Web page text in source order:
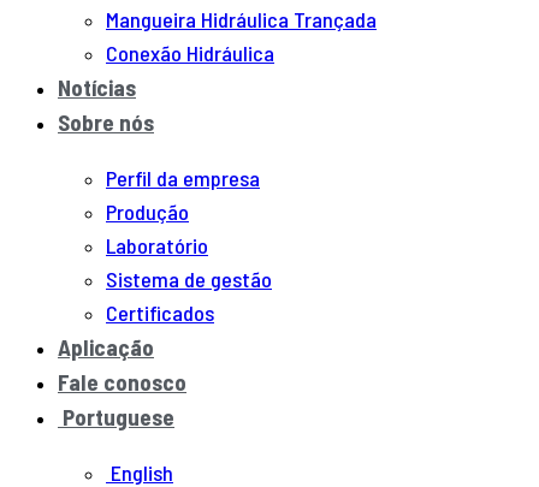
Mangueira Hidráulica Trançada
Conexão Hidráulica
Notícias
Sobre nós
Perfil da empresa
Produção
Laboratório
Sistema de gestão
Certificados
Aplicação
Fale conosco
Portuguese
English